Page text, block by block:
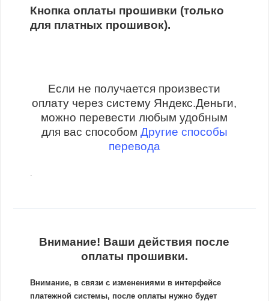
Кнопка оплаты прошивки (только
для платных прошивок).
Если не получается произвести
оплату через систему Яндекс.Деньги,
можно перевести любым удобным
для вас способом Другие способы
перевода
Внимание! Ваши действия после
оплаты прошивки.
Внимание, в связи с изменениями в интерфейсе
платежной системы, после оплаты нужно будет